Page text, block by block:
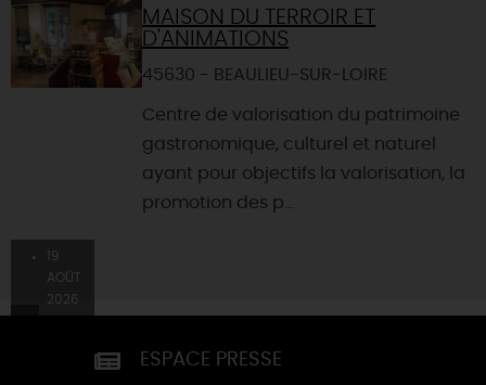
19
AOÛT
2026
MAISON DU TERROIR ET
D'ANIMATIONS
45630 - BEAULIEU-SUR-LOIRE
Centre de valorisation du patrimoine
gastronomique, culturel et naturel
ayant pour objectifs la valorisation, la
promotion des p...
ESPACE PRESSE